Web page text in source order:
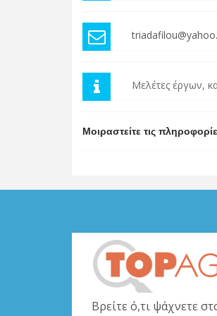
Μελέτες έργων,
Μοιραστείτε τις
Βρείτε ό,τι ψάχνετε